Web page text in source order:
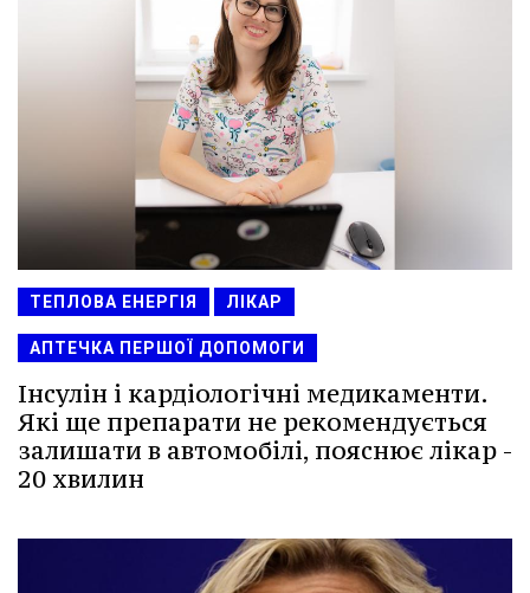
ТЕПЛОВА ЕНЕРГІЯ ЛІКАР
АПТЕЧКА ПЕРШОЇ ДОПОМОГИ
Інсулін і кардіологічні медикаменти.
Які ще препарати не рекомендується
залишати в автомобілі, пояснює лікар -
20 хвилин